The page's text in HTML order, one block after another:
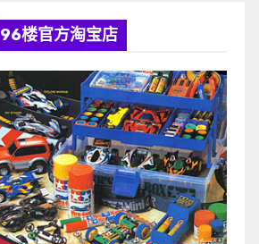
96楼官方淘宝店